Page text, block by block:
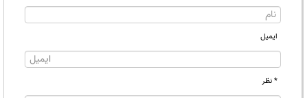
ایمیل
* نظر